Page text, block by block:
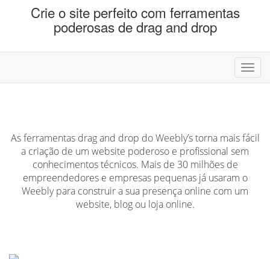
Crie o site perfeito com ferramentas
poderosas de drag and drop
As ferramentas drag and drop do Weebly’s torna mais fácil
a criação de um website poderoso e profissional sem
conhecimentos técnicos. Mais de 30 milhões de
empreendedores e empresas pequenas já usaram o
Weebly para construir a sua presença online com um
website, blog ou loja online.